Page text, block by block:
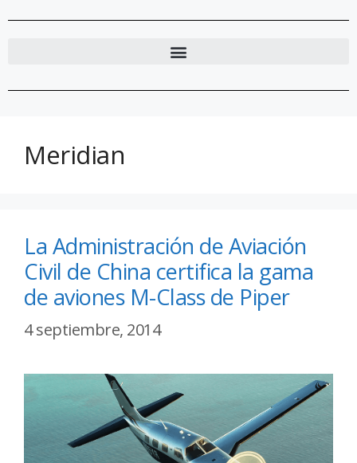
Meridian
La Administración de Aviación
Civil de China certifica la gama
de aviones M-Class de Piper
4 septiembre, 2014